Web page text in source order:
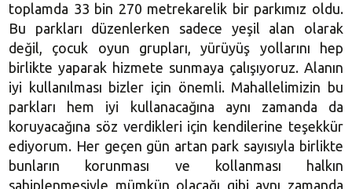
toplamda 33 bin 270 metrekarelik bir parkımız oldu.
Bu parkları düzenlerken sadece yeşil alan olarak
değil, çocuk oyun grupları, yürüyüş yollarını hep
birlikte yaparak hizmete sunmaya çalışıyoruz. Alanın
iyi kullanılması bizler için önemli. Mahallelimizin bu
parkları hem iyi kullanacağına aynı zamanda da
koruyacağına söz verdikleri için kendilerine teşekkür
ediyorum. Her geçen gün artan park sayısıyla birlikte
bunların korunması ve kollanması halkın
sahiplenmesiyle mümkün olacağı gibi aynı zamanda